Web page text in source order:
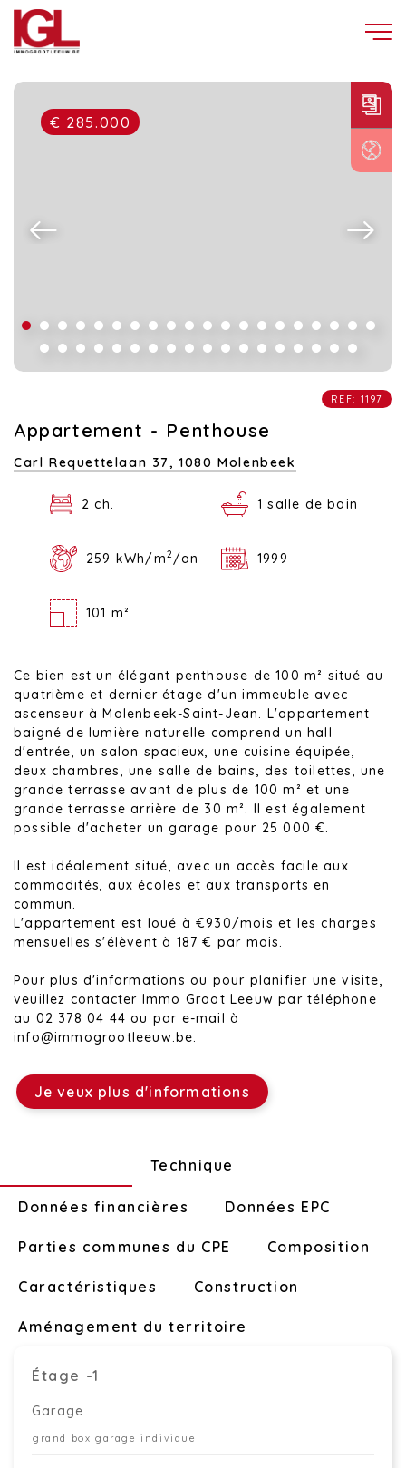
€ 285.000
REF: 1197
Appartement - Penthouse
Carl Requettelaan 37,1080 Molenbeek
2 ch. 1 salle de bain
259 kWh/m2 /an 1999
101 m²
Ce bien est un élégant penthouse de 100 m² situé au
quatrième et dernier étage d'un immeuble avec
ascenseur à Molenbeek-Saint-Jean. L'appartement
baigné de lumière naturelle comprend un hall
d'entrée, un salon spacieux, une cuisine équipée,
deux chambres, une salle de bains, des toilettes, une
grande terrasse avant de plus de 100 m² et une
grande terrasse arrière de 30 m². Il est également
possible d'acheter un garage pour 25 000 €.
Il est idéalement situé, avec un accès facile aux
commodités, aux écoles et aux transports en
commun.
L'appartement est loué à €930/mois et les charges
mensuelles s'élèvent à 187 € par mois.
Pour plus d'informations ou pour planifier une visite,
veuillez contacter Immo Groot Leeuw par téléphone
au 02 378 04 44 ou par e-mail à
info@immogrootleeuw.be.
Je veux plus d'informations
Technique
Données financières Données EPC
Parties communes du CPE Composition
Caractéristiques Construction
Aménagement du territoire
Étage -1
Garage
grand box garage individuel